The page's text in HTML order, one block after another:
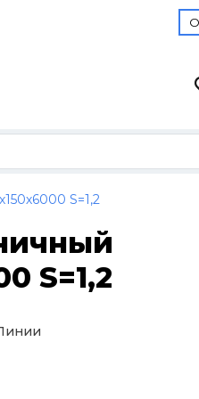
S=1,2
S=1,2